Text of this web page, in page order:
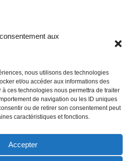
aux
nous utilisons des technologies
et/ou accéder aux informations des
ces technologies nous permettra de traiter
de navigation ou les ID uniques
ou de retirer son consentement peut
caractéristiques et fonctions.
Accepter
8
51